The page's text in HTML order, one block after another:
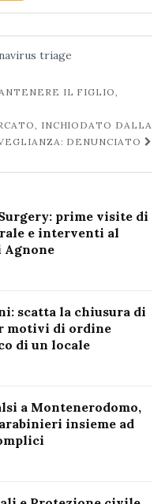
triage
IL FIGLIO,
INCHIODATO DALLA
DENUNCIATO
prime visite di
e interventi al
Agnone
scatta la chiusura di
motivi di ordine
di un locale
a Montenerodomo,
insieme ad